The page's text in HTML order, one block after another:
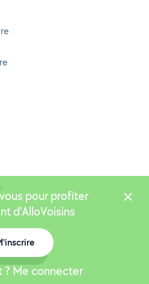
pour profiter
d'AlloVoisins
? Me connecter